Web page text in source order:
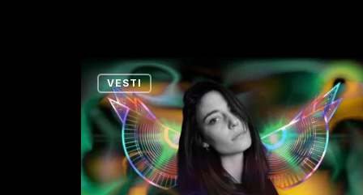
Deset
razloga
zbog
kojih
se
ne
VESTI